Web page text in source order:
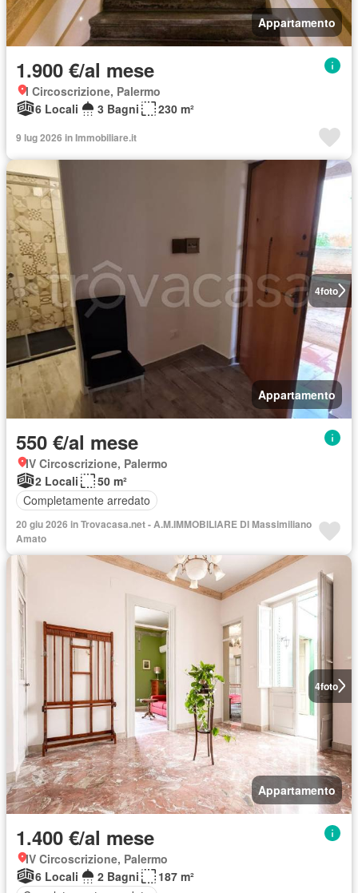
Appartamento
1.900 €/al mese
I Circoscrizione, Palermo
6 Locali
3 Bagni 230 m²
9 lug 2026 in Immobiliare.it
4foto
Appartamento
550 €/al mese
IV Circoscrizione, Palermo
2 Locali
50 m²
Completamente arredato
20 giu 2026 in Trovacasa.net - A.M.IMMOBILIARE DI Massimiliano
Amato
4foto
Appartamento
1.400 €/al mese
IV Circoscrizione, Palermo
6 Locali
2 Bagni
187 m²